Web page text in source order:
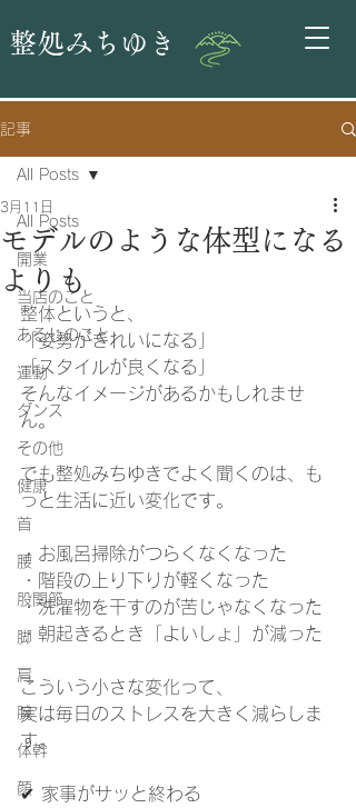
整処みちゆき
記事
All Posts
開業
当店のこと
あるじのこと
運動
ダンス
その他
健康
首
腰
股関節
脚
肩
腕
体幹
顔
All Posts
モデルのような体型になる
よりも
3月11日
整体というと、
「姿勢がきれいになる」
「スタイルが良くなる」
そんなイメージがあるかもしれませ
ん。
でも整処みちゆきでよく聞くのは、も
っと生活に近い変化です。
・お風呂掃除がつらくなくなった
・階段の上り下りが軽くなった
・洗濯物を干すのが苦じゃなくなった
・朝起きるとき「よいしょ」が減った
こういう小さな変化って、
実は毎日のストレスを大きく減らしま
す。
✔ 家事がサッと終わる